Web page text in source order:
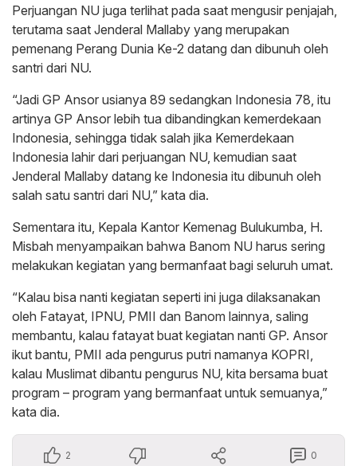
Perjuangan NU juga terlihat pada saat mengusir penjajah,
terutama saat Jenderal Mallaby yang merupakan
pemenang Perang Dunia Ke-2 datang dan dibunuh oleh
santri dari NU.
“Jadi GP Ansor usianya 89 sedangkan Indonesia 78, itu
artinya GP Ansor lebih tua dibandingkan kemerdekaan
Indonesia, sehingga tidak salah jika Kemerdekaan
Indonesia lahir dari perjuangan NU, kemudian saat
Jenderal Mallaby datang ke Indonesia itu dibunuh oleh
salah satu santri dari NU,” kata dia.
Sementara itu, Kepala Kantor Kemenag Bulukumba, H.
Misbah menyampaikan bahwa Banom NU harus sering
melakukan kegiatan yang bermanfaat bagi seluruh umat.
“Kalau bisa nanti kegiatan seperti ini juga dilaksanakan
oleh Fatayat, IPNU, PMII dan Banom lainnya, saling
membantu, kalau fatayat buat kegiatan nanti GP. Ansor
ikut bantu, PMII ada pengurus putri namanya KOPRI,
kalau Muslimat dibantu pengurus NU, kita bersama buat
program – program yang bermanfaat untuk semuanya,”
kata dia.
2 0